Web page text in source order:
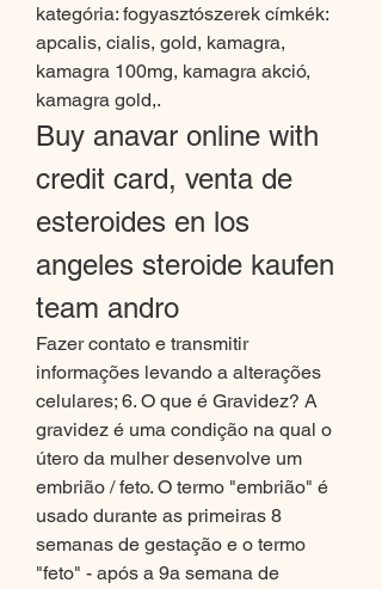
kategória: fogyasztószerek címkék:
apcalis, cialis, gold, kamagra,
kamagra 100mg, kamagra akció,
kamagra gold,.
Buy anavar online with
credit card, venta de
esteroides en los
angeles steroide kaufen
team andro
Fazer contato e transmitir
informações levando a alterações
celulares; 6. O que é Gravidez? A
gravidez é uma condição na qual o
útero da mulher desenvolve um
embrião / feto. O termo "embrião" é
usado durante as primeiras 8
semanas de gestação e o termo
"feto" - após a 9a semana de